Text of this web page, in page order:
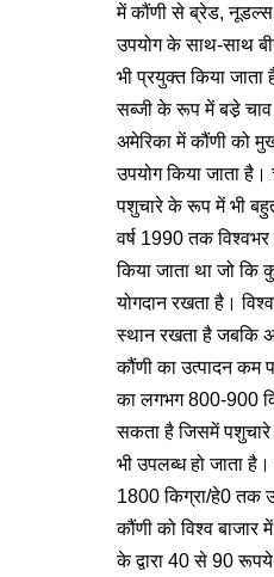
में कौंणी से ब्रेड,
उपयोग के साथ-साथ
भी प्रयुक्त किया
सब्जी के रूप में बडे़
अमेरिका में कौंणी को
उपयोग किया जाता है।
पशुचारे के रूप में भी
वर्ष 1990 तक
किया जाता था जो
योगदान रखता है।
स्थान रखता है जबकि
कौंणी का उत्पादन कम
का लगभग 800-900
सकता है जिसमें
भी उपलब्ध हो जाता
1800 किग्रा/हे0 तक
कौंणी को विश्व बाजार
के द्वारा 40 से 90 रूपये